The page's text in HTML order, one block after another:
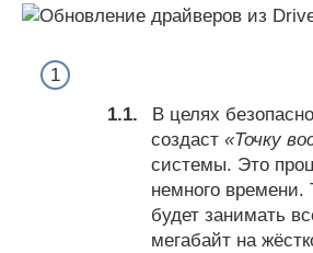
В целях
создаст «Точку
системы. Это
немного времени.
будет занимать
мегабайт на